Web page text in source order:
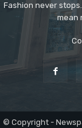
Fashion never
mean
© Copyright -